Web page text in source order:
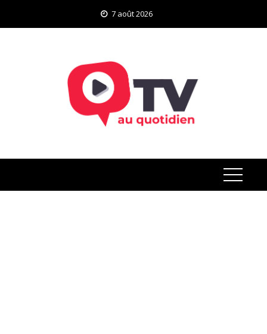
7 août 2026